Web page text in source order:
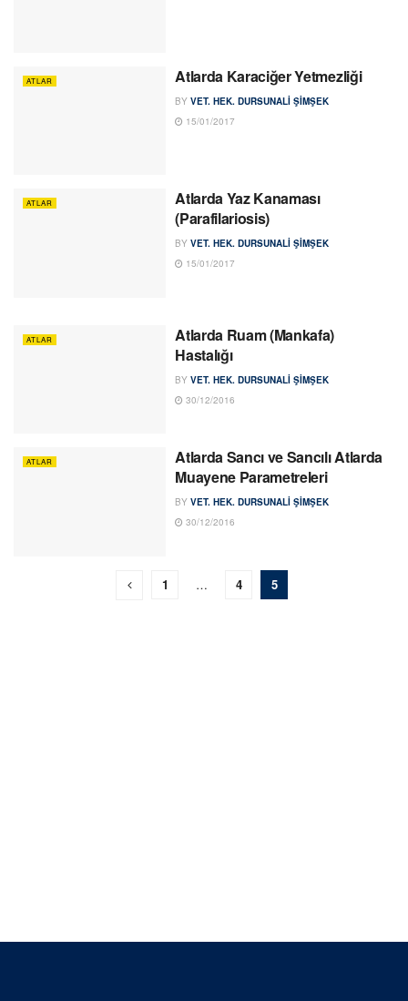
ATLAR Atlarda Karaciğer Yetmezliği
BY VET. HEK. DURSUNALI ŞIMŞEK
15/01/2017
ATLAR
Atlarda Yaz Kanaması
(Parafilariosis)
BY VET. HEK. DURSUNALI ŞIMŞEK
15/01/2017
ATLAR
Atlarda Ruam (Mankafa)
Hastalığı
BY VET. HEK. DURSUNALI ŞIMŞEK
30/12/2016
ATLAR
Atlarda Sancı ve Sancılı Atlarda
Muayene Parametreleri
BY VET. HEK. DURSUNALI ŞIMŞEK
30/12/2016
1 … 4 5